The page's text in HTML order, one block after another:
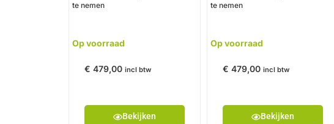
te nemen
Op voorraad
€ 479,00 incl btw
Bekijken
te nemen
Op voorraad
€ 479,00 incl btw
Bekijken